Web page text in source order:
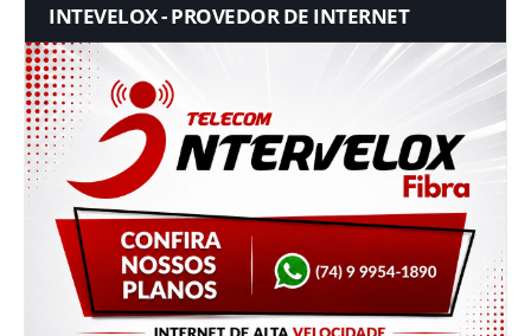
INTEVELOX - PROVEDOR DE INTERNET